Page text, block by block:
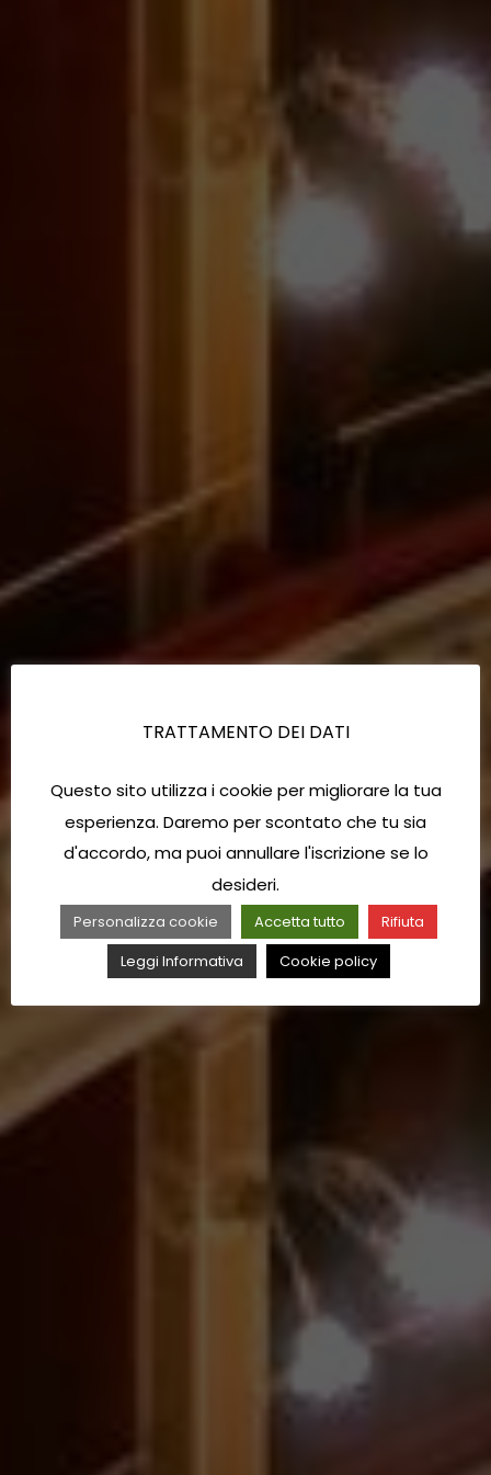
TRATTAMENTO DEI DATI
Questo sito utilizza i cookie per migliorare la tua
esperienza. Daremo per scontato che tu sia
d'accordo, ma puoi annullare l'iscrizione se lo
desideri.
Personalizza cookie Accetta tutto
Rifiuta
Leggi Informativa
Cookie policy